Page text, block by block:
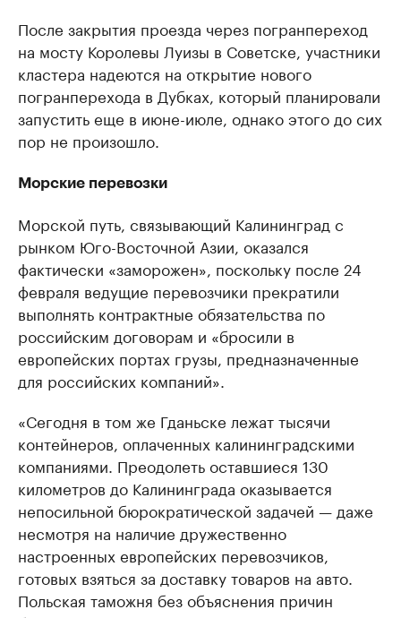
После закрытия проезда через погранпереход
на мосту Королевы Луизы в Советске, участники
кластера надеются на открытие нового
погранперехода в Дубках, который планировали
запустить еще в июне-июле, однако этого до сих
пор не произошло.
Морские перевозки
Морской путь, связывающий Калининград с
рынком Юго-Восточной Азии, оказался
фактически «заморожен», поскольку после 24
февраля ведущие перевозчики прекратили
выполнять контрактные обязательства по
российским договорам и «бросили в
европейских портах грузы, предназначенные
для российских компаний».
«Сегодня в том же Гданьске лежат тысячи
контейнеров, оплаченных калининградскими
компаниями. Преодолеть оставшиеся 130
километров до Калининграда оказывается
непосильной бюрократической задачей — даже
несмотря на наличие дружественно
настроенных европейских перевозчиков,
готовых взяться за доставку товаров на авто.
Польская таможня без объяснения причин